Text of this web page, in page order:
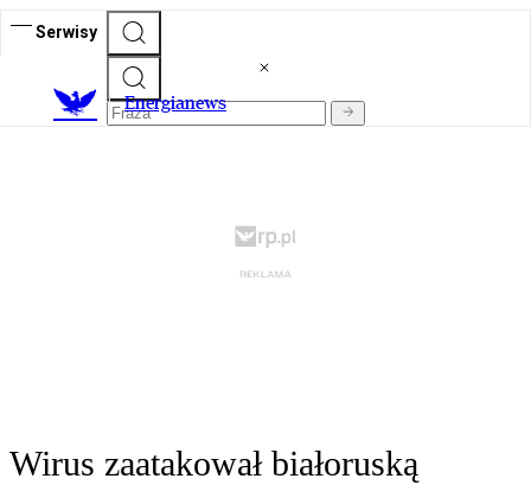
Serwisy
Energianews
Wirus zaatakował białoruską